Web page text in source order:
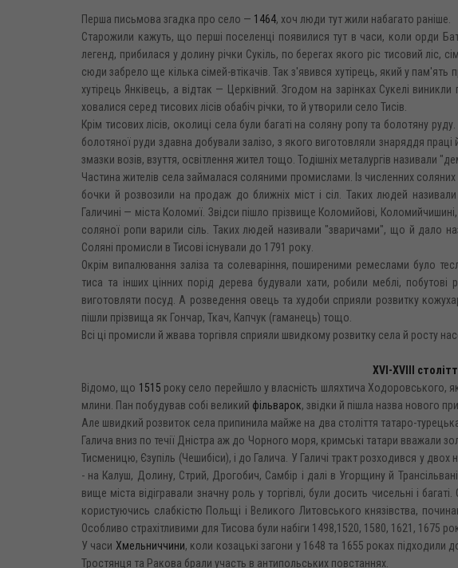
Перша письмова згадка про село — 1464, хоч люди тут жили набагато раніше.
Старожили кажуть, що перші поселенці появилися тут в часи, коли орди
легенд, прибилася у долину річки Сукіль, по берегах якого ріс тисовий
сюди забрело ще кілька сімей-втікачів. Так з'явився хутірець, який у
хутірець Янківець, а відтак — Церківний. Згодом на зарінках Сукелі
ховалися серед тисових лісів обабіч річки, то й утворили село Тисів.
Крім тисових лісів, околиці села були багаті на соляну ропу та болотяну
болотяної руди здавна добували залізо, з якого виготовляли знаряддя
змазки возів, взуття, освітлення жител тощо. Тодішніх металургів називали
Частина жителів села займалася соляними промислами. Із численних
бочки й розвозили на продаж до ближніх міст і сіл. Таких людей
Галичині — міста Коломиї. Звідси пішло прізвище Коломийові,
соляної ропи варили сіль. Таких людей називали "зваричами", що й дало
Соляні промисли в Тисові існували до 1791 року.
Окрім випалювання заліза та солеваріння, поширеними ремеслами було
тиса та інших цінних порід дерева будували хати, робили меблі,
виготовляти посуд. А розведення овець та худоби сприяли розвитку
пішли прізвища як Гончар, Ткач, Капчук (гаманець) тощо.
Всі ці промисли й жвава торгівля сприяли швидкому розвитку села й росту
XVI-XVIII
Відомо, що 1515 року село перейшло у власність шляхтича Ходоровського,
млини. Пан побудував собі великий фільварок, звідки й пішла назва нового
Але швидкий розвиток села припинила майже на два століття татаро-
Галича вниз по течії Дністра аж до Чорного моря, кримські татари вважали
Тисменицю, Єзупіль (Чешибіси), і до Галича. У Галичі тракт розходився у
- на Калуш, Долину, Стрий, Дрогобич, Самбір і далі в Угорщину й
вище міста відігравали значну роль у торгівлі, були досить чисельні і
користуючись слабкістю Польщі і Великого Литовського князівства,
Особливо страхітливими для Тисова були набіги 1498,1520, 1580, 1621, 1675
У часи Хмельниччини, коли козацькі загони у 1648 та 1655 роках підходили
Тростянця та Ракова брали участь в антипольських повстаннях.